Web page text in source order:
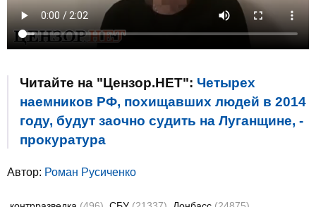
Читайте на "Цензор.НЕТ": Четырех
наемников РФ, похищавших людей в 2014
году, будут заочно судить на Луганщине, -
прокуратура
Автор: Роман Русиченко